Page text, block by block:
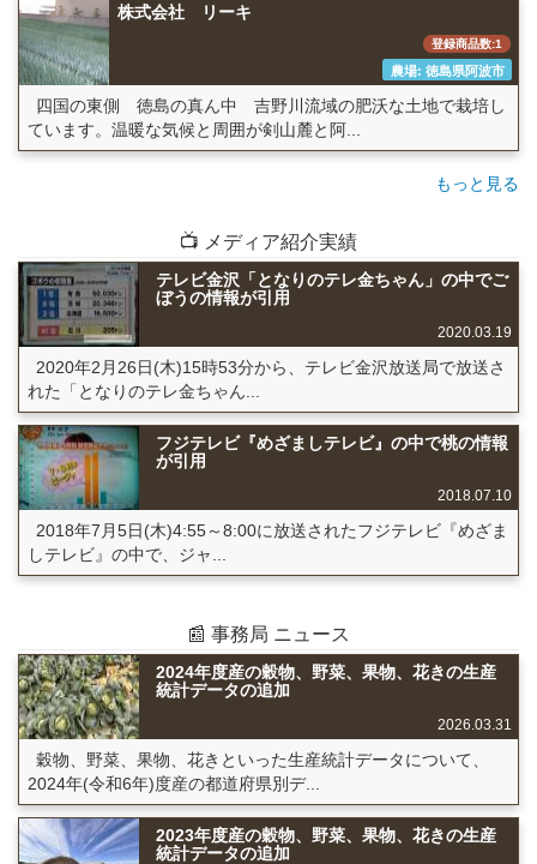
株式会社 リーキ
登録商品数:1
農場: 徳島県阿波市
四国の東側 徳島の真ん中 吉野川流域の肥沃な土地で栽培し
ています。温暖な気候と周囲が剣山麓と阿...
もっと見る
📺 メディア紹介実績
テレビ金沢「となりのテレ金ちゃん」の中でご
ぼうの情報が引用
2020.03.19
2020年2月26日(木)15時53分から、テレビ金沢放送局で放送さ
れた「となりのテレ金ちゃん...
フジテレビ『めざましテレビ』の中で桃の情報
が引用
2018.07.10
2018年7月5日(木)4:55～8:00に放送されたフジテレビ『めざま
しテレビ』の中で、ジャ...
📰 事務局 ニュース
2024年度産の穀物、野菜、果物、花きの生産
統計データの追加
2026.03.31
穀物、野菜、果物、花きといった生産統計データについて、
2024年(令和6年)度産の都道府県別デ...
2023年度産の穀物、野菜、果物、花きの生産
統計データの追加